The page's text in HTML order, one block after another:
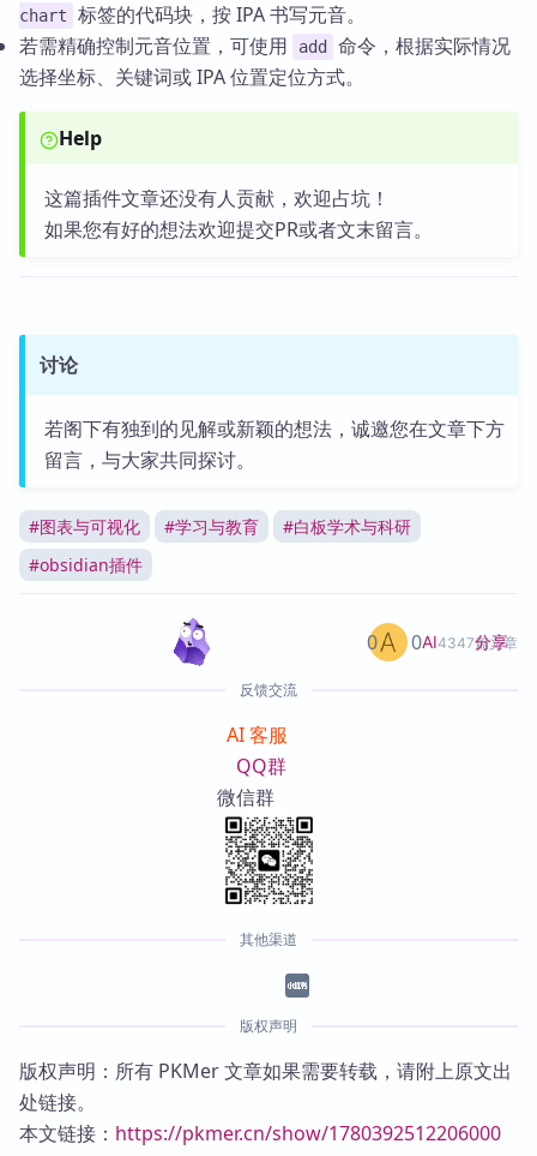
chart
标签的代码块，按 IPA 书写元音。
若需精确控制元音位置，可使用
add
命令，根据实际情况
选择坐标、关键词或 IPA 位置定位方式。
Help
这篇插件文章还没有人贡献，欢迎占坑！
如果您有好的想法欢迎提交PR或者文末留言。
讨论
若阁下有独到的见解或新颖的想法，诚邀您在文章下方
留言，与大家共同探讨。
#图表与可视化 #学习与教育 #白板学术与科研
#obsidian插件
AI4347篇文章
0 0 分享
反馈交流
AI 客服
QQ群
微信群
其他渠道
版权声明
版权声明：所有 PKMer 文章如果需要转载，请附上原文出
处链接。
本文链接： https://pkmer.cn/show/1780392512206000